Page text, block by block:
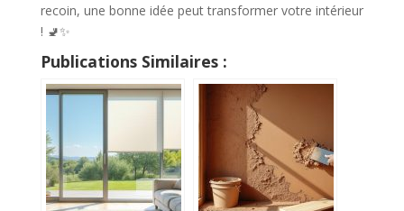
recoin, une bonne idée peut transformer votre intérieur
! 🚽✨
Publications Similaires :